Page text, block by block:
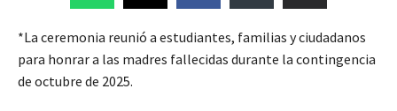
*La ceremonia reunió a estudiantes, familias y ciudadanos
para honrar a las madres fallecidas durante la contingencia
de octubre de 2025.